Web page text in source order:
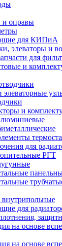
и оправы
для КИПиА
элеваторы и
для
и
элеваторные
и
для
РГТ
для
на основе
на основе